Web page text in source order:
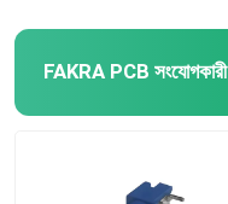
FAKRA PCB সংযোগকারী